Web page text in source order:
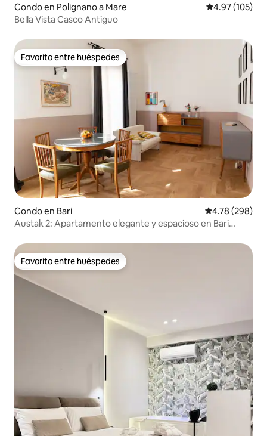
Condo en Polignano a Mare Calificación
4.97 (105)
Bella Vista Casco Antiguo
Favorito entre huéspedes
Favorito entre huéspedes
Condo en Bari Calificación
4.78 (298)
Austak 2: Apartamento elegante y espacioso en Bari
Favorito entre huéspedes
Favorito entre huéspedes